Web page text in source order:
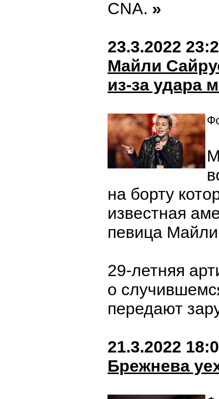
CNA. »
23.3.2022
Майли
из-за удара
на борту
известная
певица
29-летняя
о
передают
21.3.2022
Брежнева